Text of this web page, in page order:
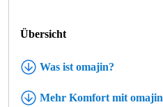
Übersicht
Was ist omajin?
Mehr Komfort mit omajin